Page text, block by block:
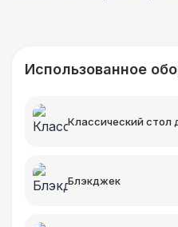
Использованное
Классический стол
Блэкджек